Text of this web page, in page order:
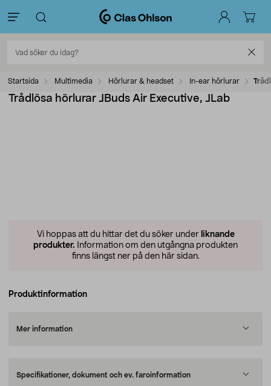
Startsida Multimedia Hörlurar & headset In-ear hörlurar
Trådlösa hörlurar JBuds Air Executive, JLab
Vi hoppas att du hittar det du söker under liknande
produkter. Information om den utgångna produkten
finns längst ner på den här sidan.
Produktinformation
Mer information
Specifikationer, dokument och ev. faroinformation